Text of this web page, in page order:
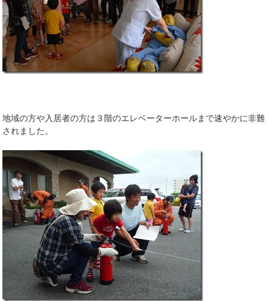
地域の方や入居者の方は３階のエレベーターホールまで速やかに非難
されました。